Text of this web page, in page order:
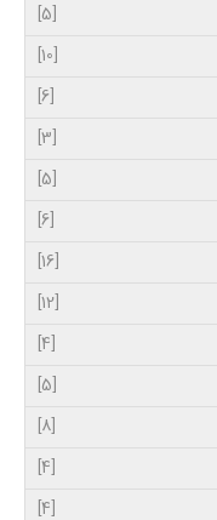
[5]
[10]
[6]
[3]
[5]
[6]
[16]
[12]
[4]
[5]
[8]
[4]
[4]